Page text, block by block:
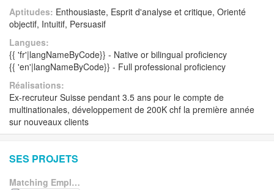
Aptitudes: Enthousiaste, Esprit d'analyse et critique, Orienté
objectif, Intuitif, Persuasif
Langues:
{{ 'fr'|langNameByCode}} - Native or bilingual proficiency
{{ 'en'|langNameByCode}} - Full professional proficiency
Réalisations:
Ex-recruteur Suisse pendant 3.5 ans pour le compte de
multinationales, développement de 200K chf la première année
sur nouveaux clients
SES PROJETS
Matching Emplois